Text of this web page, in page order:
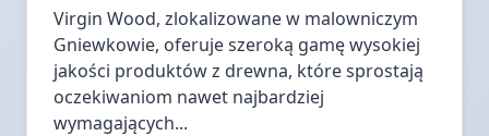
Virgin Wood, zlokalizowane w malowniczym
Gniewkowie, oferuje szeroką gamę wysokiej
jakości produktów z drewna, które sprostają
oczekiwaniom nawet najbardziej
wymagających...